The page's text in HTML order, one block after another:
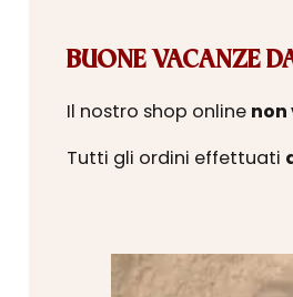
BUONE VACANZE
Il nostro shop online non
Tutti gli ordini effettuati